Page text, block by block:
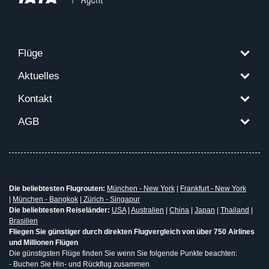
Flüge
Aktuelles
Kontakt
AGB
Die beliebtesten Flugrouten: München - New York
Frankfurt - New York
München - Bangkok
Zürich - Singapur
Die beliebtesten Reiseländer: USA| Australien China Japan Thailand
Brasilien
Fliegen Sie günstiger durch direkten Flugvergleich von über 750 Airlines
und Millionen Flügen
Die günstigsten Flüge finden Sie wenn Sie folgende Punkte beachten:
- Buchen Sie Hin- und Rückflug zusammen